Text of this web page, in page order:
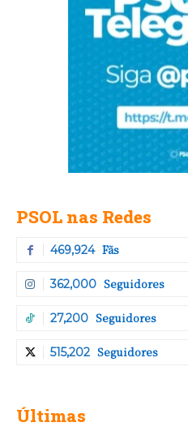
PSOL nas Redes
469,924 Fãs
362,000 Seguidores
27,200 Seguidores
515,202 Seguidores
Últimas